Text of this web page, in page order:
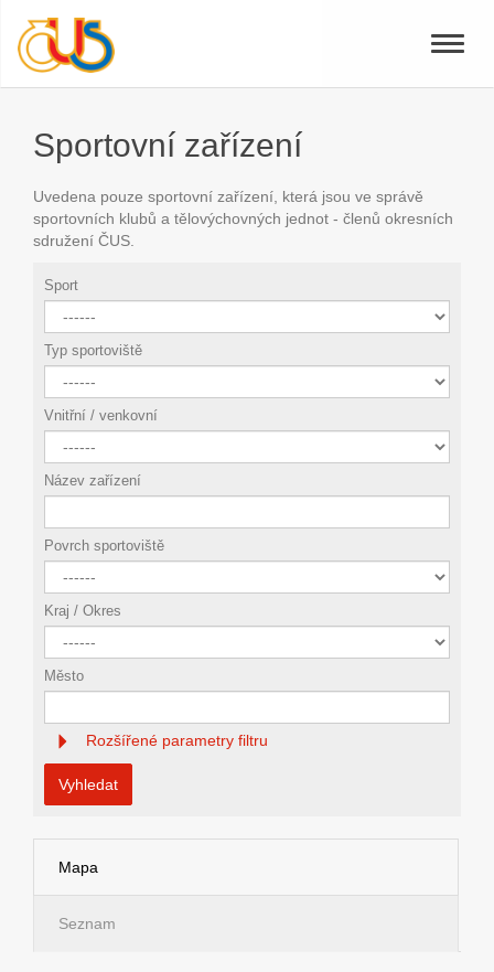
Toggle
Sportovní zařízení
Uvedena pouze sportovní zařízení, která jsou ve správě
sportovních klubů a tělovýchovných jednot - členů okresních
sdružení ČUS.
Sport
Typ sportoviště
Vnitřní / venkovní
Název zařízení
Povrch sportoviště
Kraj / Okres
Město
Rozšířené parametry filtru
Vyhledat
Mapa
Seznam